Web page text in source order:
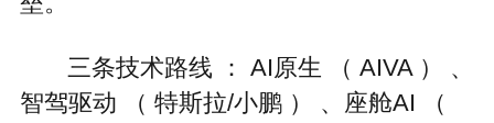
三条技术路线 ： AI原生 （ AIVA ） 、
智驾驱动 （ 特斯拉/小鹏 ） 、座舱AI （